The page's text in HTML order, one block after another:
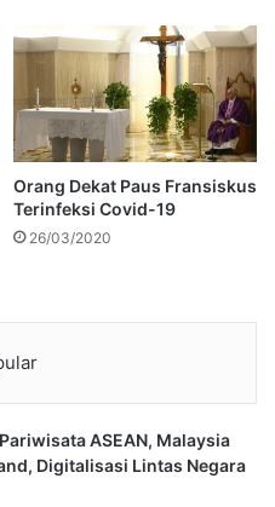
Orang Dekat Paus Fransiskus
Terinfeksi Covid-19
26/03/2020
ASEAN, Malaysia
Digitalisasi Lintas Negara